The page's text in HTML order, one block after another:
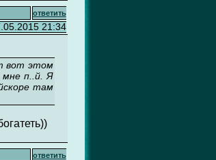
ответить
21:34
вот этом
мне п..й. Я
там
ответить